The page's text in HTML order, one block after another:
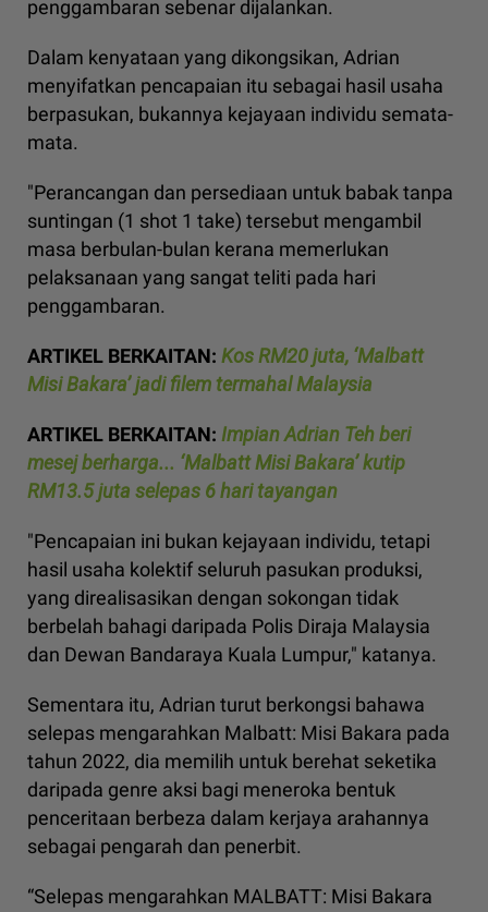
penggambaran sebenar dijalankan.
Dalam kenyataan yang dikongsikan, Adrian
menyifatkan pencapaian itu sebagai hasil usaha
berpasukan, bukannya kejayaan individu semata-
mata.
"Perancangan dan persediaan untuk babak tanpa
suntingan (1 shot 1 take) tersebut mengambil
masa berbulan-bulan kerana memerlukan
pelaksanaan yang sangat teliti pada hari
penggambaran.
ARTIKEL BERKAITAN: Kos RM20 juta, ‘Malbatt
Misi Bakara’ jadi filem termahal Malaysia
ARTIKEL BERKAITAN: Impian Adrian Teh beri
mesej berharga... ‘Malbatt Misi Bakara’ kutip
RM13.5 juta selepas 6 hari tayangan
"Pencapaian ini bukan kejayaan individu, tetapi
hasil usaha kolektif seluruh pasukan produksi,
yang direalisasikan dengan sokongan tidak
berbelah bahagi daripada Polis Diraja Malaysia
dan Dewan Bandaraya Kuala Lumpur," katanya.
Sementara itu, Adrian turut berkongsi bahawa
selepas mengarahkan Malbatt: Misi Bakara pada
tahun 2022, dia memilih untuk berehat seketika
daripada genre aksi bagi meneroka bentuk
penceritaan berbeza dalam kerjaya arahannya
sebagai pengarah dan penerbit.
“Selepas mengarahkan MALBATT: Misi Bakara